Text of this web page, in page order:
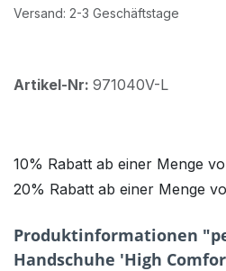
Versand: 2-3 Geschäftstage
Artikel-Nr: 971040V-L
10% Rabatt ab einer Menge
20% Rabatt ab einer Menge
Produktinformationen
Handschuhe 'High